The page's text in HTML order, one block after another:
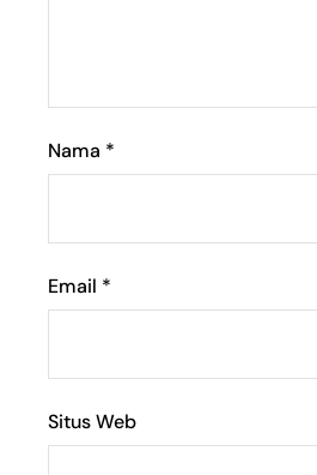
Nama *
Email *
Situs Web